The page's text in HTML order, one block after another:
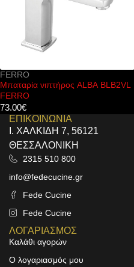
FERRO
Μπαταρία νιπτήρος ALBA BLB2VL
FERRO
73.00€
ΕΠΙΚΟΙΝΩΝΙΑ
Ι. ΧΑΛΚΙΔΗ 7, 56121
ΘΕΣΣΑΛΟΝΙΚΗ
2315 510 800
info@fedecucine.gr
Fede Cucine
Fede Cucine
ΛΟΓΑΡΙΑΣΜΟΣ
Καλάθι αγορών
Ο λογαριασμός μου